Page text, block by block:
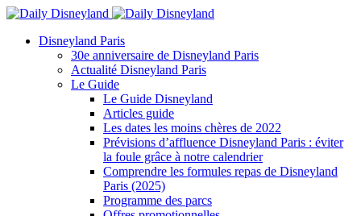
Disneyland Paris
30e anniversaire de Disneyland Paris
Actualité Disneyland Paris
Le Guide
Le Guide Disneyland
Articles guide
Les dates les moins chères de 2022
Prévisions d’affluence Disneyland Paris : éviter
la foule grâce à notre calendrier
Comprendre les formules repas de Disneyland
Paris (2025)
Programme des parcs